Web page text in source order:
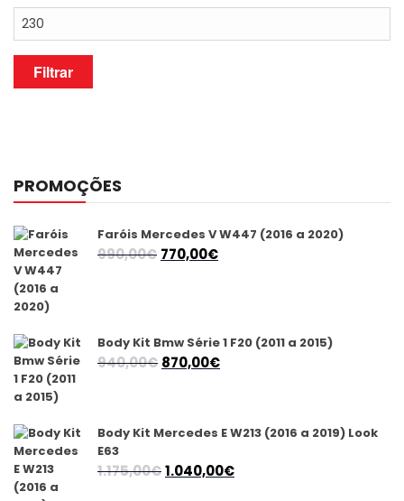
Preço
máximo
Filtrar
PROMOÇÕES
Faróis Mercedes V W447 (2016 a 2020)
990,00€ O
990,00€.
770,00€O
770,00€.
Body Kit Bmw Série 1 F20 (2011 a 2015)
940,00€ O
era:
870,00€O
é:
Body Kit Mercedes E W213 (2016 a 2019) Look
E63
1.175,00€O
1.040,00€O